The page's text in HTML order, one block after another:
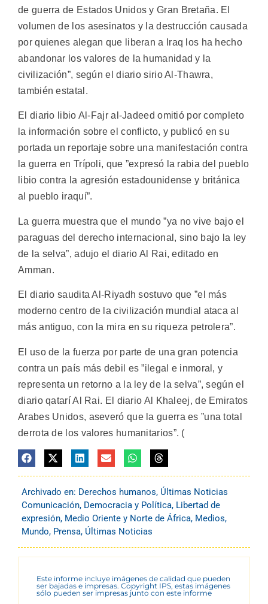
de guerra de Estados Unidos y Gran Bretaña. El
volumen de los asesinatos y la destrucción causada
por quienes alegan que liberan a Iraq los ha hecho
abandonar los valores de la humanidad y la
civilización”, según el diario sirio Al-Thawra,
también estatal.
El diario libio Al-Fajr al-Jadeed omitió por completo
la información sobre el conflicto, y publicó en su
portada un reportaje sobre una manifestación contra
la guerra en Trípoli, que ”expresó la rabia del pueblo
libio contra la agresión estadounidense y británica
al pueblo iraquí”.
La guerra muestra que el mundo ”ya no vive bajo el
paraguas del derecho internacional, sino bajo la ley
de la selva”, adujo el diario Al Rai, editado en
Amman.
El diario saudita Al-Riyadh sostuvo que ”el más
moderno centro de la civilización mundial ataca al
más antiguo, con la mira en su riqueza petrolera”.
El uso de la fuerza por parte de una gran potencia
contra un país más debil es ”ilegal e inmoral, y
representa un retorno a la ley de la selva”, según el
diario qatarí Al Rai. El diario Al Khaleej, de Emiratos
Arabes Unidos, aseveró que la guerra es ”una total
derrota de los valores humanitarios”. (
Archivado en: Derechos humanos, Últimas Noticias
Comunicación, Democracia y Política, Libertad de
expresión, Medio Oriente y Norte de África, Medios,
Mundo, Prensa, Últimas Noticias
Este informe incluye imágenes de calidad que pueden
ser bajadas e impresas. Copyright IPS, estas imágenes
sólo pueden ser impresas junto con este informe